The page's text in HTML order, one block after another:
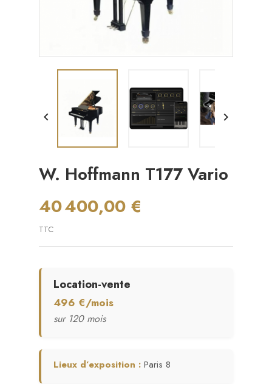
 
W. Hoffmann T177 Vario
40 400,00 €
TTC
Location-vente
496 €/mois
sur 120 mois
Lieux d’exposition : Paris 8